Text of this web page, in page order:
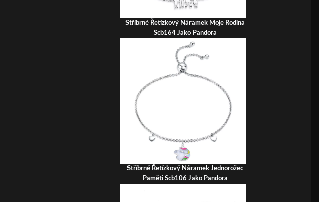
Stříbrné Řetízkový Náramek Moje Rodina
Scb164 Jako Pandora
Stříbrné Řetízkový Náramek Jednorožec
Paměti Scb106 Jako Pandora